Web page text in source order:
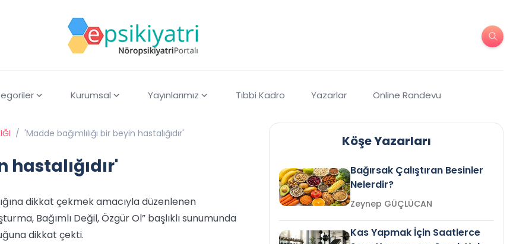
Kurumsal Yayınlarımız Tıbbi Kadro Yazarlar Online Randevu
/ 'Madde bağımlılığı bir beyin hastalığıdır'
hastalığıdır'
dikkat çekmek amacıyla düzenlenen
Bağımlı Değil, Özgür Ol” başlıklı sunumunda
dikkat çekti.
Köşe Yazarları
Bağırsak Çalıştıran Besinler
Nelerdir?
Zeynep GÜÇLÜCAN
Kas Yapmak İçin Saatlerce